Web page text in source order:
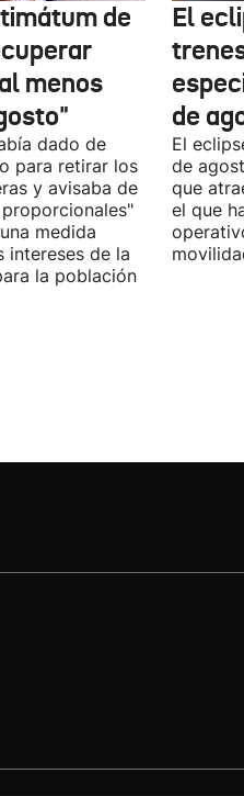
de
menos
dado de
para retirar los
y avisaba de
medida
intereses de la
la población
El
de
El
de
que
el que